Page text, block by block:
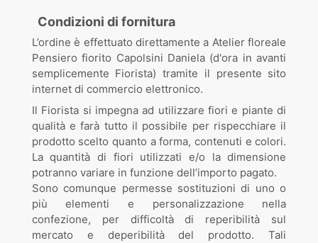
Condizioni di fornitura
L’ordine è effettuato direttamente a Atelier floreale
Pensiero fiorito Capolsini Daniela (d'ora in avanti
semplicemente Fiorista) tramite il presente sito
internet di commercio elettronico.
Il Fiorista si impegna ad utilizzare fiori e piante di
qualità e farà tutto il possibile per rispecchiare il
prodotto scelto quanto a forma, contenuti e colori.
La quantità di fiori utilizzati e/o la dimensione
potranno variare in funzione dell’importo pagato.
Sono comunque permesse sostituzioni di uno o
più elementi e personalizzazione nella
confezione, per difficoltà di reperibilità sul
mercato e deperibilità del prodotto. Tali